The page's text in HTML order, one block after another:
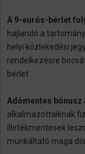
A 9-eurós-bérlet
hajlandó a
helyi közlekedési
rendelkezésre
bérlet.
Adómentes bónusz
alkalmazottaiknak
illetékmentesek
munkáltató maga